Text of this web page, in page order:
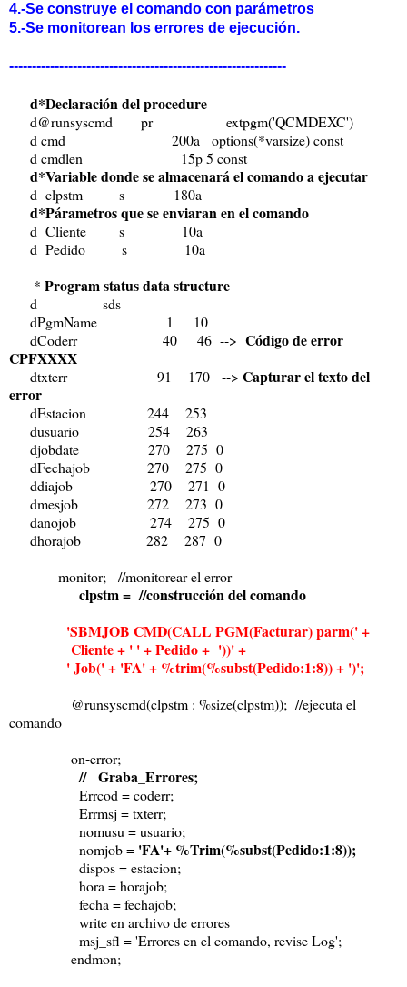
4.-Se construye el comando con parámetros
5.-Se monitorean los errores de ejecución.
-------------------------------------------------------------
d*Declaración del procedure
d@runsyscmd pr extpgm('QCMDEXC')
d cmd 200a options(*varsize) const
d cmdlen 15p 5 const
d*Variable donde se almacenará el comando a ejecutar
d clpstm s 180a
d*Párametros que se enviaran en el comando
d Cliente s 10a
d Pedido s 10a
* Program status data structure
d sds
dPgmName 1 10
dCoderr 40 46 --> Código de error
CPFXXXX
dtxterr 91 170 --> Capturar el texto del
error
dEstacion 244 253
dusuario 254 263
djobdate 270 275 0
dFechajob 270 275 0
ddiajob 270 271 0
dmesjob 272 273 0
danojob 274 275 0
dhorajob 282 287 0
monitor; //monitorear el error
clpstm = //construcción del comando
'SBMJOB CMD(CALL PGM(Facturar) parm(' +
Cliente + ' ' + Pedido + '))' +
' Job(' + 'FA' + %trim(%subst(Pedido:1:8)) + ')';
@runsyscmd(clpstm : %size(clpstm)); //ejecuta el
comando
on-error;
// Graba_Errores;
Errcod = coderr;
Errmsj = txterr;
nomusu = usuario;
nomjob = 'FA'+ %Trim(%subst(Pedido:1:8));
dispos = estacion;
hora = horajob;
fecha = fechajob;
write en archivo de errores
msj_sfl = 'Errores en el comando, revise Log';
endmon;